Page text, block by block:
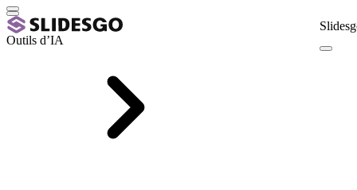
Outils d’IA